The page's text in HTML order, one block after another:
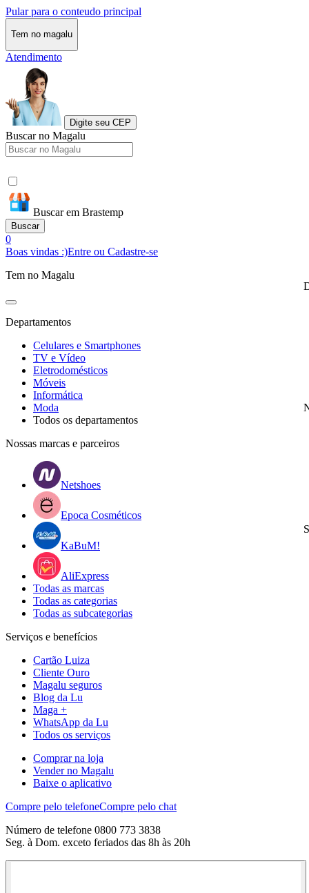
Pular para o conteudo principal
Tem no magalu
Atendimento
Digite seu CEP
Buscar no Magalu
Buscar em Brastemp
Buscar
0
Boas vindas :)Entre ou Cadastre-se
Tem no Magalu
Departamentos
Celulares e Smartphones
TV e Vídeo
Eletrodomésticos
Móveis
Informática
Moda
Todos os departamentos
Nossas marcas e parceiros
Netshoes
Epoca Cosméticos
KaBuM!
AliExpress
Todas as marcas
Todas as categorias
Todas as subcategorias
Serviços e benefícios
Cartão Luiza
Cliente Ouro
Magalu seguros
Blog da Lu
Maga +
WhatsApp da Lu
Todos os serviços
Comprar na loja
Vender no Magalu
Baixe o aplicativo
Compre pelo telefoneCompre pelo chat
Número de telefone 0800 773 3838
Seg. à Dom. exceto feriados das 8h às 20h